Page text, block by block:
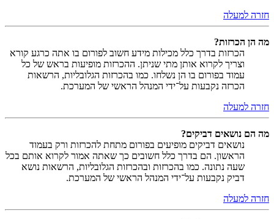
חזרה למעלה
מה הן הכרזות?
הכרזות בדרך כלל מכילות מידע חשוב לפורום בו אתה כרגע קורא
וצריך לקרוא אותן מתי שניתן. ההכרזות מופיעות בראש של כל
עמוד בפורום בו הן נשלחו. כמו בהכרזות הגלובליות, הרשאות
הכרזה נקבעות על־ידי המנהל הראשי של המערכת.
חזרה למעלה
מה הם נושאים דביקים?
נושאים דביקים מופיעים בפורום מתחת להכרזות ורק בעמוד
הראשון. הם בדרך כלל חשובים כך שאתה אמור לקרוא אותם בכל
שעה נתונה. כמו בהכרזות ובהכרזות הגלובליות, הרשאות נושא
דביק נקבעות על־ידי המנהל הראשי של המערכת.
חזרה למעלה